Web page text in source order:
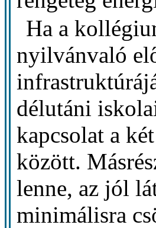
Ha a
nyilvánvaló
délutáni
kapcsolat a
között.
lenne, az jól
minimálisra